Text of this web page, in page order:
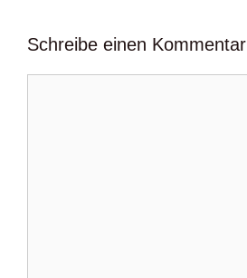
Schreibe einen Kommentar